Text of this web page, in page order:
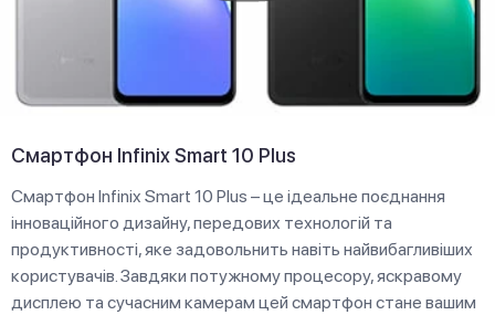
Смартфон Infinix Smart 10 Plus
Смартфон Infinix Smart 10 Plus – це ідеальне поєднання
інноваційного дизайну, передових технологій та
продуктивності, яке задовольнить навіть найвибагливіших
користувачів. Завдяки потужному процесору, яскравому
дисплею та сучасним камерам цей смартфон стане вашим